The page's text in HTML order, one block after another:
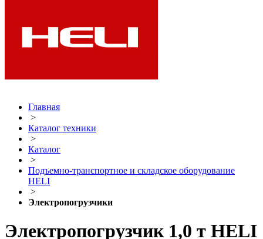
Главная
>
Каталог техники
>
Каталог
>
Подъемно-транспортное и складское оборудование
HELI
>
Электропогрузчики
Электропогрузчик 1,0 т HELI